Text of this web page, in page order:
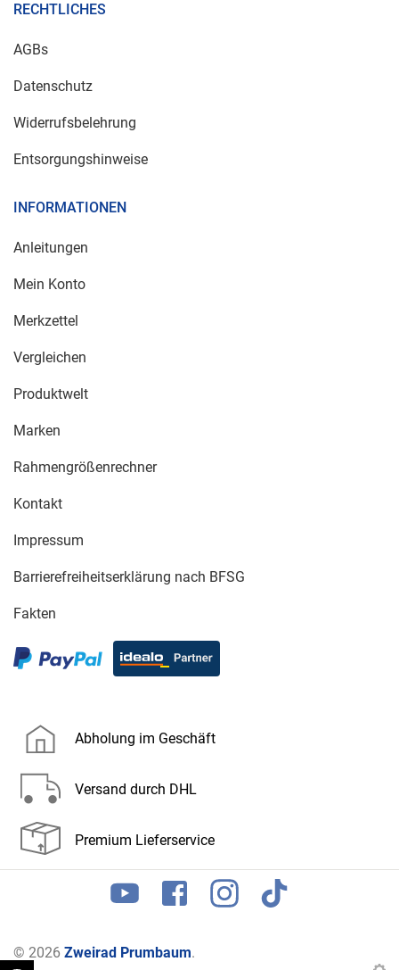
RECHTLICHES
AGBs
Datenschutz
Widerrufsbelehrung
Entsorgungshinweise
INFORMATIONEN
Anleitungen
Mein Konto
Merkzettel
Vergleichen
Produktwelt
Marken
Rahmengrößenrechner
Kontakt
Impressum
Barrierefreiheitserklärung nach BFSG
Fakten
Abholung im Geschäft
Versand durch DHL
Premium Lieferservice
© 2026 Zweirad Prumbaum.